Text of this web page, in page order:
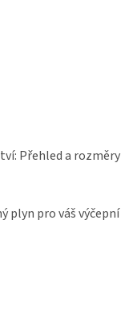
Přehled a rozměry
plyn pro váš výčepní